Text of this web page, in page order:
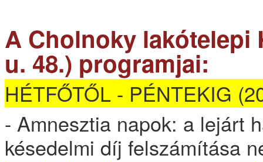
A Cholnoky lakótelepi
u. 48.) programjai:
HÉTFŐTŐL - PÉNTEKIG
- Amnesztia napok: a lejárt
késedelmi díj felszámítása